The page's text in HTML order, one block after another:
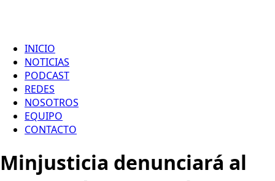
INICIO
NOTICIAS
PODCAST
REDES
NOSOTROS
EQUIPO
CONTACTO
Minjusticia denunciará al